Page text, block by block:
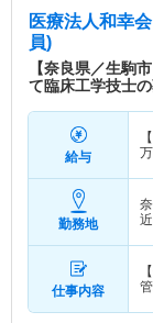
医療法人和幸
員)
【奈良県／生駒
て臨床工学技士
給与
勤務地
仕事内容